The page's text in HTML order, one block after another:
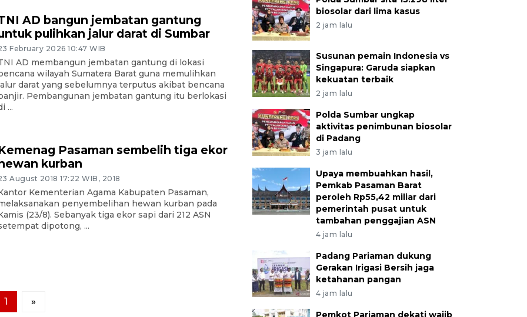
AD bangun jembatan gantung
pulihkan jalur darat di Sumbar
February 2026 10:47 WIB
AD membangun jembatan gantung di lokasi
wilayah Sumatera Barat guna memulihkan
darat yang sebelumnya terputus akibat bencana
Pembangunan jembatan gantung itu berlokasi
...
Pasaman sembelih tiga ekor
kurban
August 2018 17:22 WIB, 2018
Kementerian Agama Kabupaten Pasaman,
penyembelihan hewan kurban pada
(23/8). Sebanyak tiga ekor sapi dari 212 ASN
dipotong, ...
1 »
biosolar dari lima kasus
2 jam lalu
Susunan pemain Indonesia vs
Singapura: Garuda siapkan
kekuatan terbaik
2 jam lalu
Polda Sumbar ungkap
aktivitas penimbunan biosolar
di Padang
3 jam lalu
Upaya membuahkan hasil,
Pemkab Pasaman Barat
peroleh Rp55,42 miliar dari
pemerintah pusat untuk
tambahan penggajian ASN
4 jam lalu
Padang Pariaman dukung
Gerakan Irigasi Bersih jaga
ketahanan pangan
4 jam lalu
Pemkot Pariaman dekati wajib